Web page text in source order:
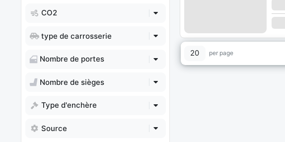
CO2
type de carrosserie
Nombre de portes
Nombre de sièges
Type d'enchère
Source
20 per page